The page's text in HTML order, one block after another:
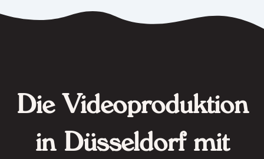
Die Videoproduktion
in Düsseldorf mit